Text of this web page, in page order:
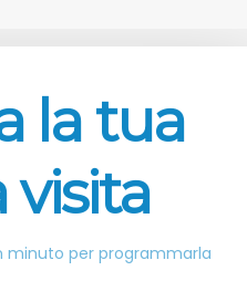
la tua
visita
minuto per programmarla